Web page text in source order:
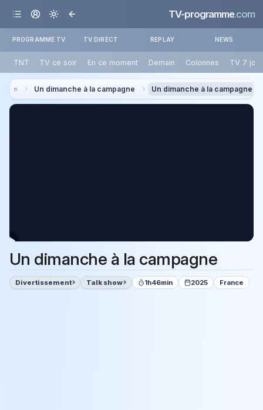
TV-programme.com
PROGRAMME TV TV DIRECT REPLAY NEWS
TNT TV ce soir En ce moment Demain Colonnes TV 7
Un dimanche à la campagne Un dimanche à la campagne
Un dimanche à la campagne
Divertissement Talk show 1h46min 2025 France